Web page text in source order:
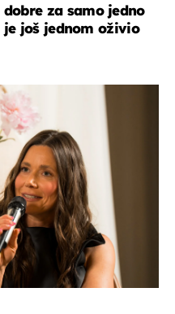
za samo jedno
još jednom oživio